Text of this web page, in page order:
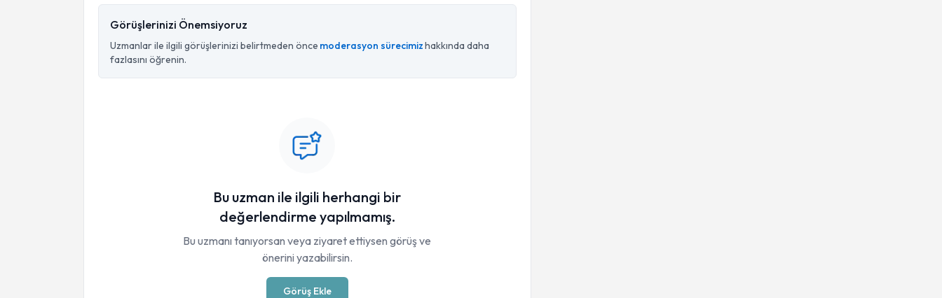
Görüşlerinizi Önemsiyoruz
Uzmanlar ile ilgili görüşlerinizi belirtmeden önce moderasyon sürecimizhakkında daha
fazlasını öğrenin.
Bu uzman ile ilgili herhangi bir
değerlendirme yapılmamış.
Bu uzmanı tanıyorsan veya ziyaret ettiysen görüş ve
önerini yazabilirsin.
Görüş Ekle